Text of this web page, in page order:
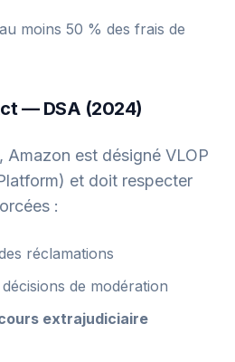
moins 50 % des frais de
— DSA (2024)
Amazon est désigné VLOP
et doit respecter
:
réclamations
de modération
extrajudiciaire